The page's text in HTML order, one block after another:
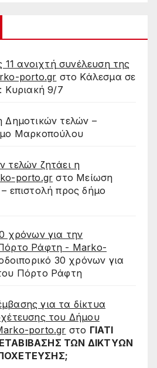
11 ανοιχτή συνέλευση της
porto.gr στο Κάλεσμα σε
Κυριακή 9/7
Δημοτικών τελών –
Μαρκοπούλου
τελών ζητάει η
porto.gr στο Μείωση
επιστολή προς δήμο
χρόνων για την
Ράφτη - Marko-
30 χρόνων για
Πόρτο Ράφτη
για τα δίκτυα
του Δήμου
porto.gr στο ΓΙΑΤΙ
ΤΩΝ ΔΙΚΤΥΩΝ